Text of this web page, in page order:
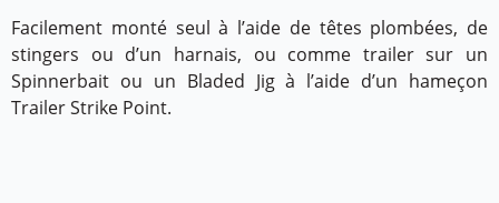
Facilement monté seul à l’aide de têtes plombées, de
stingers ou d’un harnais, ou comme trailer sur un
Spinnerbait ou un Bladed Jig à l’aide d’un hameçon
Trailer Strike Point.